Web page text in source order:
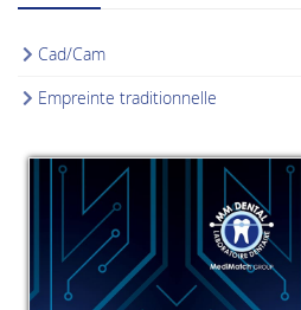
Cad/Cam
Empreinte traditionnelle